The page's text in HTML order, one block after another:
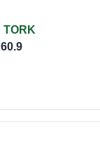
TORK
60.9